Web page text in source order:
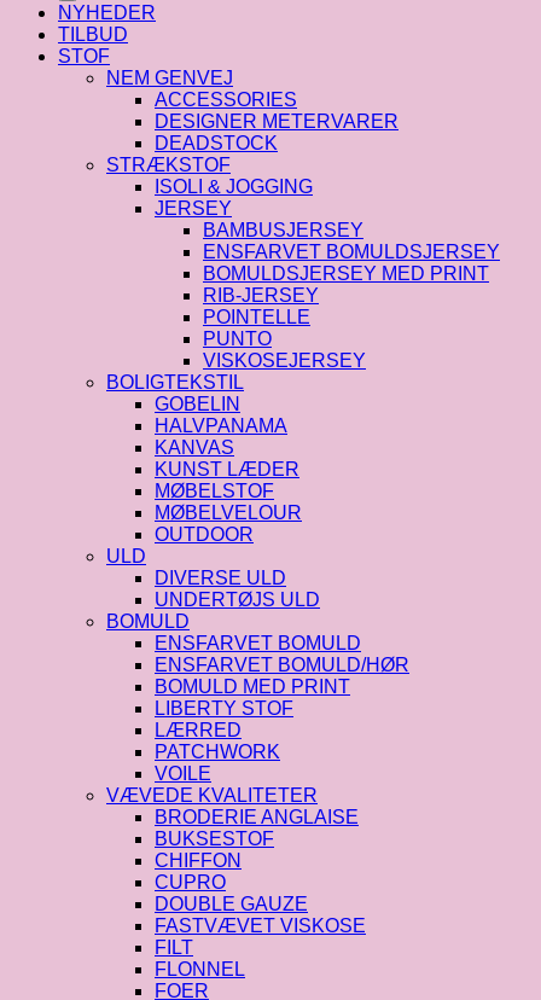
NYHEDER
TILBUD
STOF
NEM GENVEJ
ACCESSORIES
DESIGNER METERVARER
DEADSTOCK
STRÆKSTOF
ISOLI & JOGGING
JERSEY
BAMBUSJERSEY
ENSFARVET BOMULDSJERSEY
BOMULDSJERSEY MED PRINT
RIB-JERSEY
POINTELLE
PUNTO
VISKOSEJERSEY
BOLIGTEKSTIL
GOBELIN
HALVPANAMA
KANVAS
KUNST LÆDER
MØBELSTOF
MØBELVELOUR
OUTDOOR
ULD
DIVERSE ULD
UNDERTØJS ULD
BOMULD
ENSFARVET BOMULD
ENSFARVET BOMULD/HØR
BOMULD MED PRINT
LIBERTY STOF
LÆRRED
PATCHWORK
VOILE
VÆVEDE KVALITETER
BRODERIE ANGLAISE
BUKSESTOF
CHIFFON
CUPRO
DOUBLE GAUZE
FASTVÆVET VISKOSE
FILT
FLONNEL
FOER